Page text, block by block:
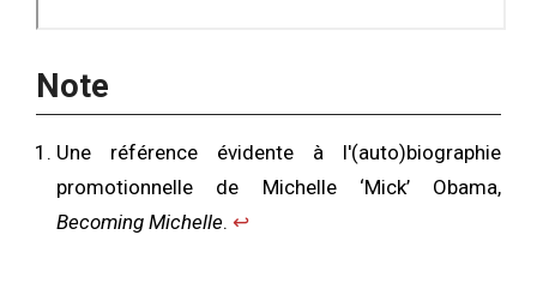
Note
Une référence évidente à l'(auto)biographie
promotionnelle de Michelle ‘Mick’ Obama,
Becoming Michelle. ↩︎